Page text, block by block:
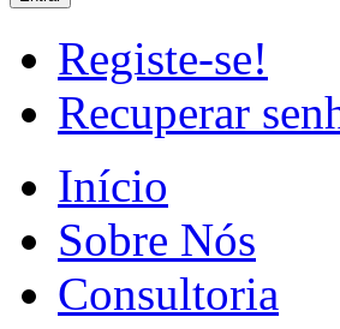
Registe-se!
Recuperar
Início
Sobre Nós
Consultoria